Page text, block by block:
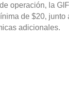
operación, la
de $20,
adicionales.